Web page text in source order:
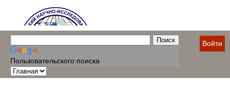
Пользовательского поиска
Войти